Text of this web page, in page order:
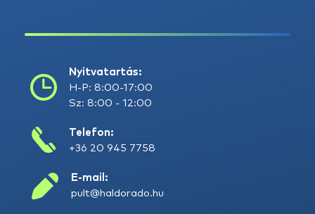
Nyitvatartás:
H-P: 8:00-17:00
Sz: 8:00 - 12:00
Telefon:
+36 20 945 7758
E-mail:
pult@haldorado.hu